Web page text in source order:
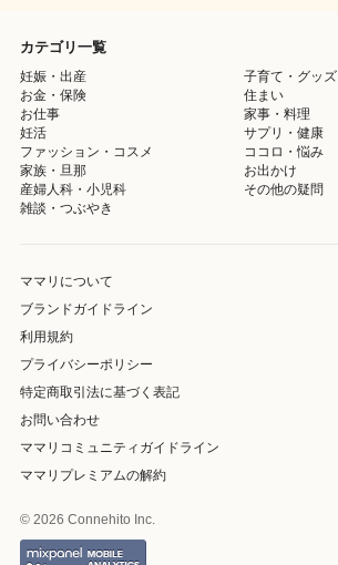
カテゴリ一覧
妊娠・出産
子育て・グッズ
お金・保険
住まい
お仕事
家事・料理
妊活
サプリ・健康
ファッション・コスメ
ココロ・悩み
家族・旦那
お出かけ
産婦人科・小児科
その他の疑問
雑談・つぶやき
ママリについて
ブランドガイドライン
利用規約
プライバシーポリシー
特定商取引法に基づく表記
お問い合わせ
ママリコミュニティガイドライン
ママリプレミアムの解約
© 2026 Connehito Inc.